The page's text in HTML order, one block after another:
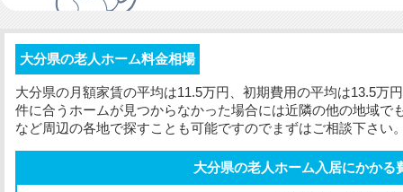
大分県の老人ホーム料金相場
大分県の月額家賃の平均は11.5万円、 初期費用の平均は13.5万
件に合うホームが見つからなかった場合には近隣の他の地域で
など周辺の各地で探すことも可能ですのでまずはご相談下さい
大分県の老人ホーム入居にかかる